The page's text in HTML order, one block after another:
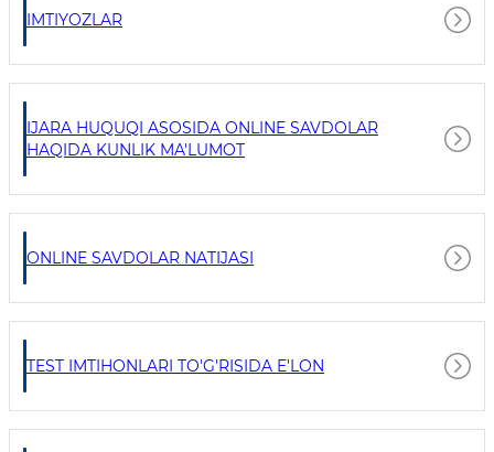
IMTIYOZLAR
IJARA HUQUQI ASOSIDA ONLINE SAVDOLAR
HAQIDA KUNLIK MA'LUMOT
ONLINE SAVDOLAR NATIJASI
TEST IMTIHONLARI TO'G'RISIDA E'LON